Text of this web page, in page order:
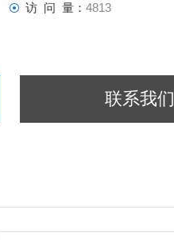
访 问 量：4813
联系我们